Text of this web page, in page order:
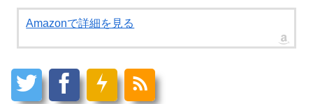
Amazonで詳細を見る